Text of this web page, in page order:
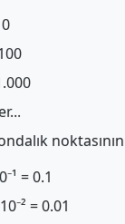
= 0.1
= 0.01